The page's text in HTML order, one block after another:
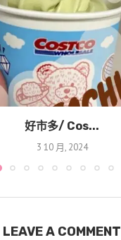
好市多/ Cos...
3 10 月, 2024
LEAVE A COMMENT